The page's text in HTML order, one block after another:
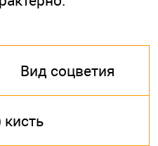
Вид соцветия
кисть